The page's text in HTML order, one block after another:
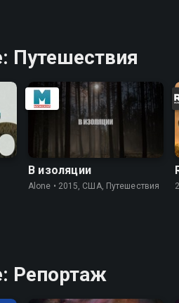
Путешествия
В изоляции
Alone • 2015, США, Путешествия
Репортаж